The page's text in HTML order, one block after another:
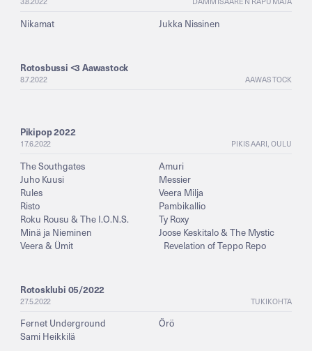
Nikamat Jukka Nissinen
8.7.2022 AAWASTOCK
Rotosbussi <3 Aawastock
17.6.2022 PIKISAARI, OULU
Pikipop 2022
The Southgates
Juho Kuusi
Rules
Risto
Roku Rousu & The I.O.N.S.
Minä ja Nieminen
Veera & Ümit
Amuri
Messier
Veera Milja
Pambikallio
Ty Roxy
Joose Keskitalo & The Mystic
Revelation of Teppo Repo
27.5.2022 TUKIKOHTA
Rotosklubi 05/2022
Fernet Underground
Sami Heikkilä
Örö